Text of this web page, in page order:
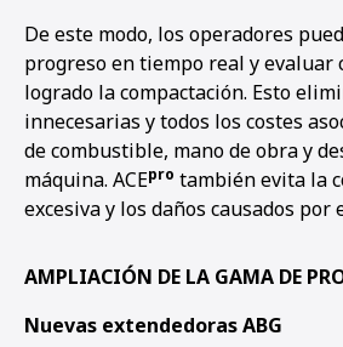
De este modo, los operadores
progreso en tiempo real y evaluar
logrado la compactación. Esto
innecesarias y todos los costes
de combustible, mano de obra y
máquina. ACEpro también evita la
excesiva y los daños causados por
AMPLIACIÓN DE LA GAMA DE
Nuevas extendedoras ABG